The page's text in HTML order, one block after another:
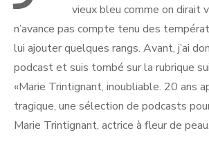
vieux bleu comme on dirait
n’avance pas compte tenu des
lui ajouter quelques rangs. Avant, j’ai
podcast et suis tombé sur la rubrique
«Marie Trintignant, inoubliable. 20 ans
tragique, une sélection de podcasts
Marie Trintignant, actrice à fleur de